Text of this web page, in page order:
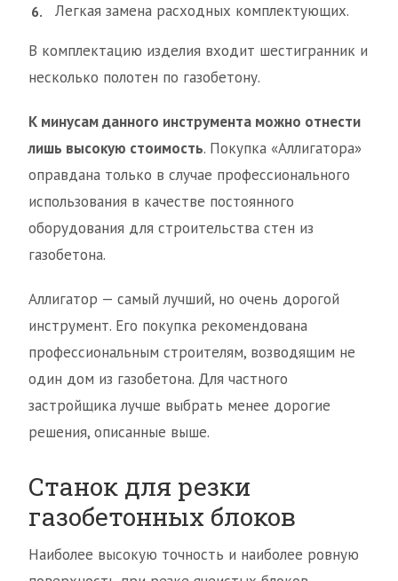
Легкая замена расходных комплектующих.
В комплектацию изделия входит шестигранник и
несколько полотен по газобетону.
К минусам данного инструмента можно отнести
лишь высокую стоимость. Покупка «Аллигатора»
оправдана только в случае профессионального
использования в качестве постоянного
оборудования для строительства стен из
газобетона.
Аллигатор — самый лучший, но очень дорогой
инструмент. Его покупка рекомендована
профессиональным строителям, возводящим не
один дом из газобетона. Для частного
застройщика лучше выбрать менее дорогие
решения, описанные выше.
Станок для резки
газобетонных блоков
Наиболее высокую точность и наиболее ровную